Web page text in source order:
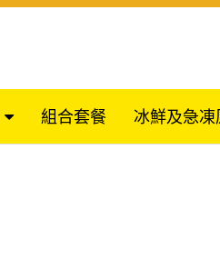
組合套餐 冰鮮及急